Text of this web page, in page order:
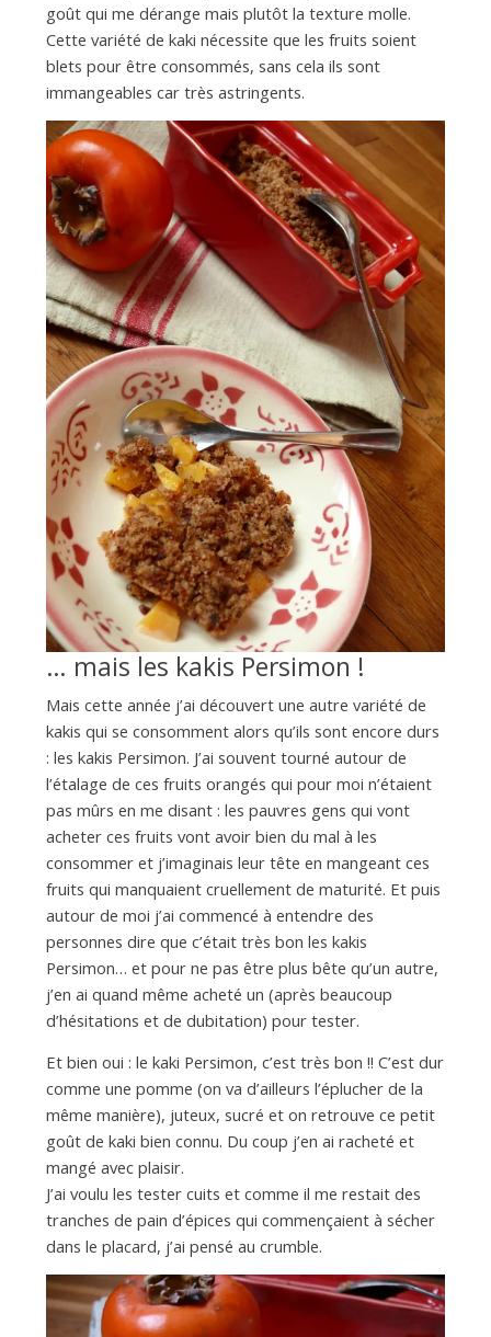
goût qui me dérange mais plutôt la texture molle.
Cette variété de kaki nécessite que les fruits soient
blets pour être consommés, sans cela ils sont
immangeables car très astringents.
… mais les kakis Persimon !
Mais cette année j’ai découvert une autre variété de
kakis qui se consomment alors qu’ils sont encore durs
: les kakis Persimon. J’ai souvent tourné autour de
l’étalage de ces fruits orangés qui pour moi n’étaient
pas mûrs en me disant : les pauvres gens qui vont
acheter ces fruits vont avoir bien du mal à les
consommer et j’imaginais leur tête en mangeant ces
fruits qui manquaient cruellement de maturité. Et puis
autour de moi j’ai commencé à entendre des
personnes dire que c’était très bon les kakis
Persimon… et pour ne pas être plus bête qu’un autre,
j’en ai quand même acheté un (après beaucoup
d’hésitations et de dubitation) pour tester.
Et bien oui : le kaki Persimon, c’est très bon !! C’est dur
comme une pomme (on va d’ailleurs l’éplucher de la
même manière), juteux, sucré et on retrouve ce petit
goût de kaki bien connu. Du coup j’en ai racheté et
mangé avec plaisir.
J’ai voulu les tester cuits et comme il me restait des
tranches de pain d’épices qui commençaient à sécher
dans le placard, j’ai pensé au crumble.